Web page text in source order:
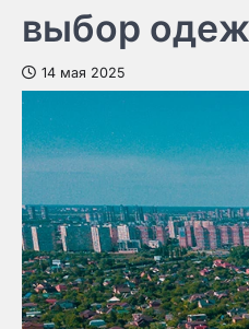
выбор
14 мая 2025